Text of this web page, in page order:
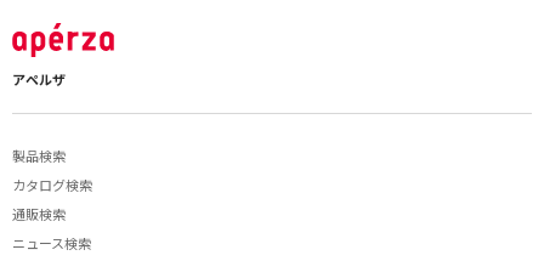
アペルザ
製品検索
カタログ検索
通販検索
ニュース検索